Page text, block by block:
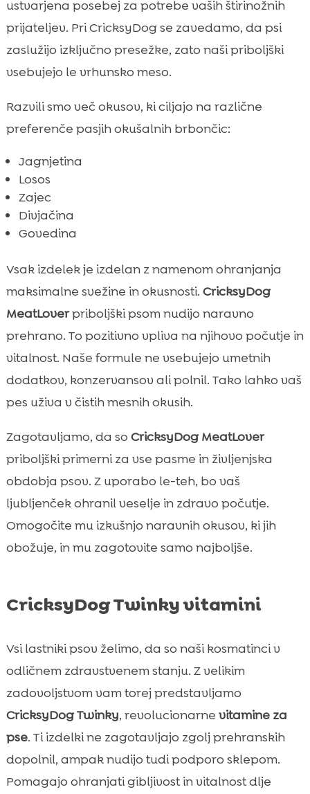
ustvarjena posebej za potrebe vaših štirinožnih
prijateljev. Pri CricksyDog se zavedamo, da psi
zaslužijo izključno presežke, zato naši priboljški
vsebujejo le vrhunsko meso.
Razvili smo več okusov, ki ciljajo na različne
preferenče pasjih okušalnih brbončic:
Jagnjetina
Losos
Zajec
Divjačina
Govedina
Vsak izdelek je izdelan z namenom ohranjanja
maksimalne svežine in okusnosti. CricksyDog
MeatLoverpriboljški psom nudijo naravno
prehrano. To pozitivno vpliva na njihovo počutje in
vitalnost. Naše formule ne vsebujejo umetnih
dodatkov, konzervansov ali polnil. Tako lahko vaš
pes uživa v čistih mesnih okusih.
Zagotavljamo, da so CricksyDog MeatLover
priboljški primerni za vse pasme in življenjska
obdobja psov. Z uporabo le-teh, bo vaš
ljubljenček ohranil veselje in zdravo počutje.
Omogočite mu izkušnjo naravnih okusov, ki jih
obožuje, in mu zagotovite samo najboljše.
CricksyDog Twinky vitamini
Vsi lastniki psov želimo, da so naši kosmatinci v
odličnem zdravstvenem stanju. Z velikim
zadovoljstvom vam torej predstavljamo
CricksyDog Twinky, revolucionarne vitamine za
pse. Ti izdelki ne zagotavljajo zgolj prehranskih
dopolnil, ampak nudijo tudi podporo sklepom.
Pomagajo ohranjati gibljivost in vitalnost dlje